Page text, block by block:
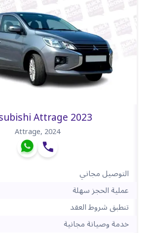
Attrage 2023
Attrage,2024
التوصيل مجاني
عملية الحجز سهلة
تنطبق شروط العقد
خدمة وصيانة مجانية